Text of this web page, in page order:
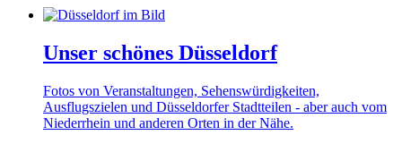
Unser schönes Düsseldorf
Fotos von Veranstaltungen, Sehenswürdigkeiten,
Ausflugszielen und Düsseldorfer Stadtteilen - aber auch vom
Niederrhein und anderen Orten in der Nähe.